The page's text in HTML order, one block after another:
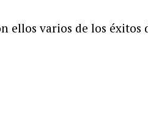
ellos varios de los éxitos